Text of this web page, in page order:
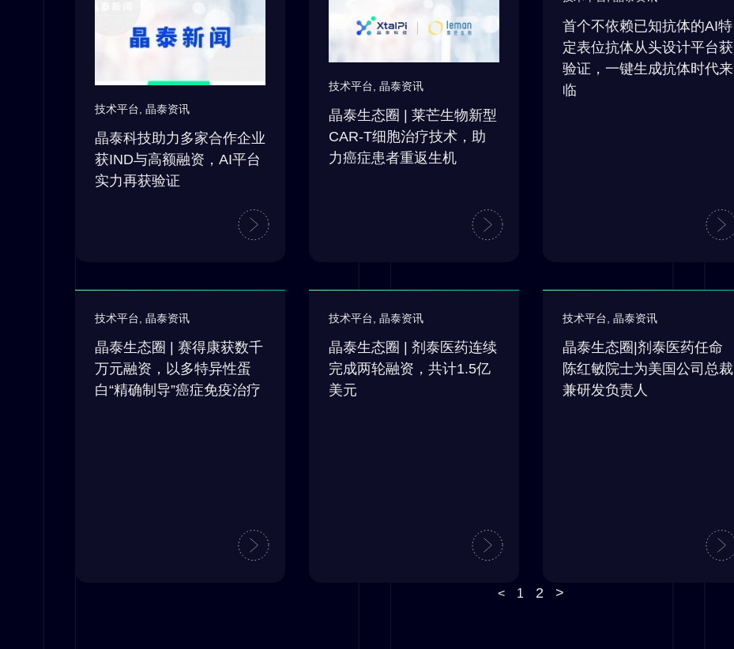
技术平台 晶泰资讯
晶泰科技助力多家合作企业
获IND与高额融资，AI平台
实力再获验证
技术平台 晶泰资讯
晶泰生态圈 | 莱芒生物新型
CAR-T细胞治疗技术，助
力癌症患者重返生机
首个不依赖已知抗体的AI特
定表位抗体从头设计平台获
验证，一键生成抗体时代来
临
技术平台 晶泰资讯
晶泰生态圈 | 赛得康获数千
万元融资，以多特异性蛋
白“精确制导”癌症免疫治疗
技术平台 晶泰资讯
晶泰生态圈 | 剂泰医药连续
完成两轮融资，共计1.5亿
美元
技术平台 晶泰资讯
晶泰生态圈|剂泰医药任命
陈红敏院士为美国公司总裁
兼研发负责人
< 1 2 >